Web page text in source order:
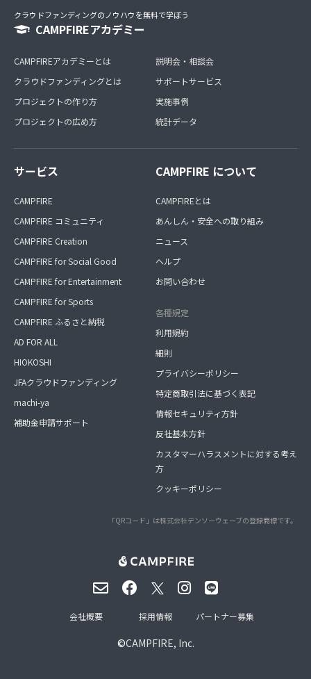
クラウドファンディングのノウハウを無料で学ぼう
CAMPFIREアカデミー
CAMPFIREアカデミーとは
クラウドファンディングとは
プロジェクトの作り方
プロジェクトの広め方
説明会・相談会
サポートサービス
実施事例
統計データ
サービス
CAMPFIRE
CAMPFIRE コミュニティ
CAMPFIRE Creation
CAMPFIRE for Social Good
CAMPFIRE for Entertainment
CAMPFIRE for Sports
CAMPFIRE ふるさと納税
AD FOR ALL
HIOKOSHI
JFAクラウドファンディング
machi-ya
補助金申請サポート
CAMPFIRE について
CAMPFIREとは
あんしん・安全への取り組み
ニュース
ヘルプ
お問い合わせ
各種規定
利用規約
細則
プライバシーポリシー
特定商取引法に基づく表記
情報セキュリティ方針
反社基本方針
カスタマーハラスメントに対する考え
方
クッキーポリシー
「QRコード」は株式会社デンソーウェーブの登録商標です。
©CAMPFIRE, Inc.
会社概要 採用情報 パートナー募集